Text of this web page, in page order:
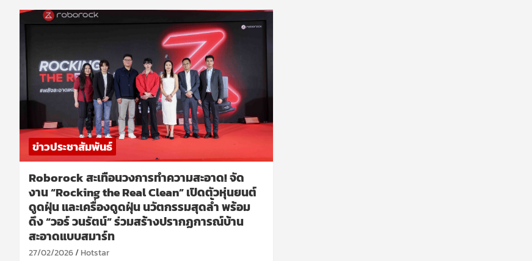
ข่าวประชาสัมพันธ์
Roborock สะเทือนวงการทำความสะอาด! จัด
งาน “Rocking the Real Clean” เปิดตัวหุ่นยนต์
ดูดฝุ่น และเครื่องดูดฝุ่น นวัตกรรมสุดล้ำ พร้อม
ดึง “วอร์ วนรัตน์” ร่วมสร้างปรากฏการณ์บ้าน
สะอาดแบบสมาร์ท
27/02/2026 Hotstar